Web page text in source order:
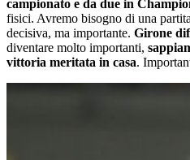
campionato e da due in
fisici. Avremo bisogno di una
decisiva, ma importante. Girone
diventare molto importanti,
vittoria meritata in casa.